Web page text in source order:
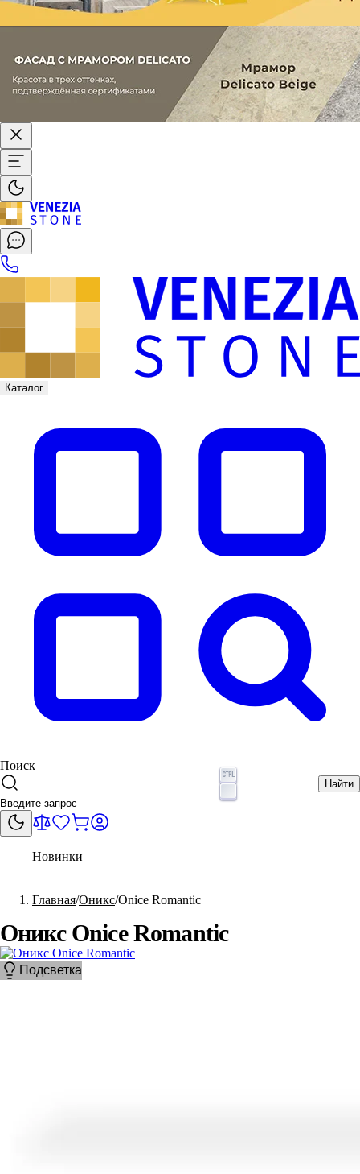
Каталог
Поиск
Найти
Новинки
Главная Оникс Onice Romantic
Оникс Onice Romantic
Подсветка